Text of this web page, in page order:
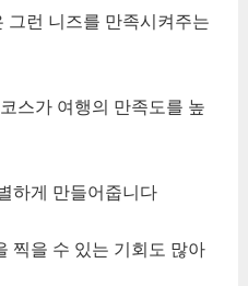
그런 니즈를 만족시켜주는
스가 여행의 만족도를 높
하게 만들어줍니다
찍을 수 있는 기회도 많아